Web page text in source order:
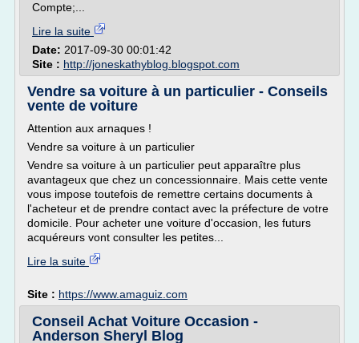
Compte;...
Lire la suite
Date: 2017-09-30 00:01:42
Site : http://joneskathyblog.blogspot.com
Vendre sa voiture à un particulier - Conseils
vente de voiture
Attention aux arnaques !
Vendre sa voiture à un particulier
Vendre sa voiture à un particulier peut apparaître plus
avantageux que chez un concessionnaire. Mais cette vente
vous impose toutefois de remettre certains documents à
l'acheteur et de prendre contact avec la préfecture de votre
domicile. Pour acheter une voiture d'occasion, les futurs
acquéreurs vont consulter les petites...
Lire la suite
Site : https://www.amaguiz.com
Conseil Achat Voiture Occasion -
Anderson Sheryl Blog